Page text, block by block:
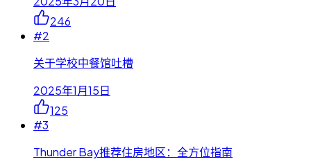
246
#2
关于学校中餐馆吐槽
2025年1月15日
125
#3
Thunder Bay推荐住房地区：全方位指南